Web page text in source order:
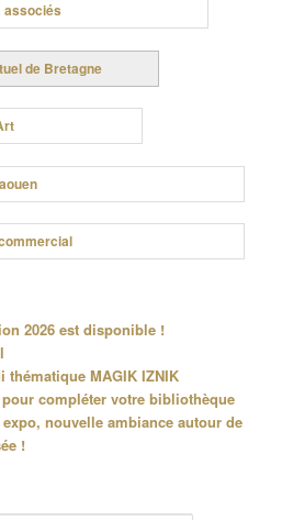
2026 est disponible !
thématique MAGIK IZNIK
compléter votre bibliothèque
nouvelle ambiance autour de
!